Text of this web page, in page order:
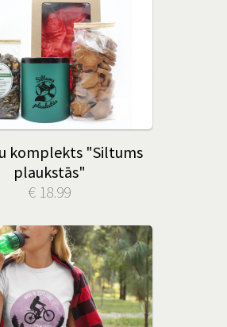
komplekts "Siltums
plaukstās"
€ 18.99